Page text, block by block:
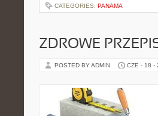
CATEGORIES: PANAMA
ZDROWE
POSTED BY ADMIN CZE - 18 -